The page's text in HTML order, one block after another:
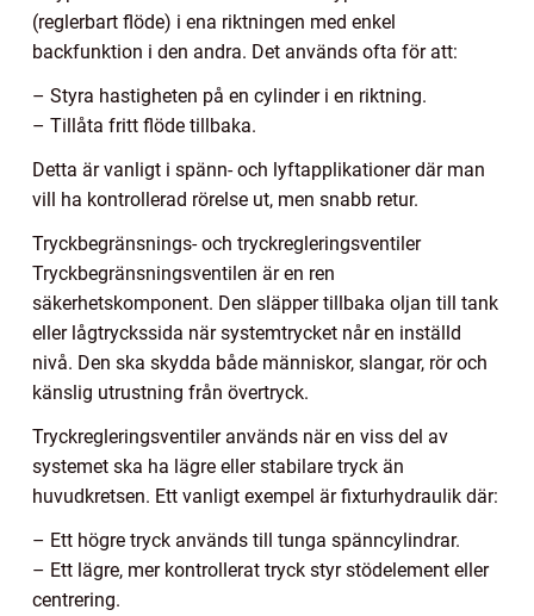
(reglerbart flöde) i ena riktningen med enkel
backfunktion i den andra. Det används ofta för att:
– Styra hastigheten på en cylinder i en riktning.
– Tillåta fritt flöde tillbaka.
Detta är vanligt i spänn- och lyftapplikationer där man
vill ha kontrollerad rörelse ut, men snabb retur.
Tryckbegränsnings- och tryckregleringsventiler
Tryckbegränsningsventilen är en ren
säkerhetskomponent. Den släpper tillbaka oljan till tank
eller lågtryckssida när systemtrycket når en inställd
nivå. Den ska skydda både människor, slangar, rör och
känslig utrustning från övertryck.
Tryckregleringsventiler används när en viss del av
systemet ska ha lägre eller stabilare tryck än
huvudkretsen. Ett vanligt exempel är fixturhydraulik där:
– Ett högre tryck används till tunga spänncylindrar.
– Ett lägre, mer kontrollerat tryck styr stödelement eller
centrering.